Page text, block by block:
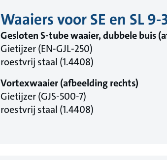
Waaiers voor SE en SL
Gesloten S-tube waaier, dubbele buis
Gietijzer (EN-GJL-250)
roestvrij staal (1.4408)
Vortexwaaier (afbeelding rechts)
Gietijzer (GJS-500-7)
roestvrij staal (1.4408)